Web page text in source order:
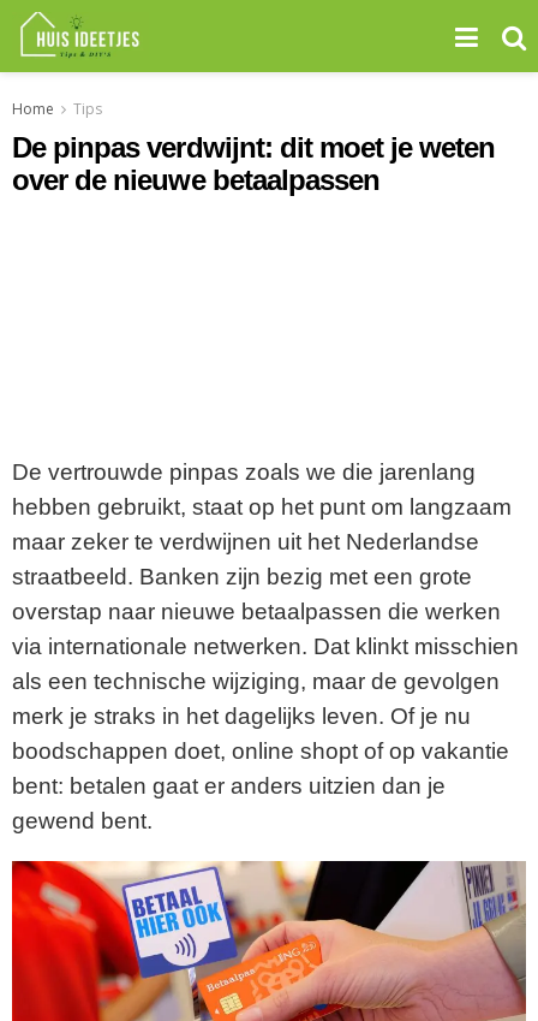
Home Tips
De pinpas verdwijnt: dit moet je weten
over de nieuwe betaalpassen
De vertrouwde pinpas zoals we die jarenlang
hebben gebruikt, staat op het punt om langzaam
maar zeker te verdwijnen uit het Nederlandse
straatbeeld. Banken zijn bezig met een grote
overstap naar nieuwe betaalpassen die werken
via internationale netwerken. Dat klinkt misschien
als een technische wijziging, maar de gevolgen
merk je straks in het dagelijks leven. Of je nu
boodschappen doet, online shopt of op vakantie
bent: betalen gaat er anders uitzien dan je
gewend bent.